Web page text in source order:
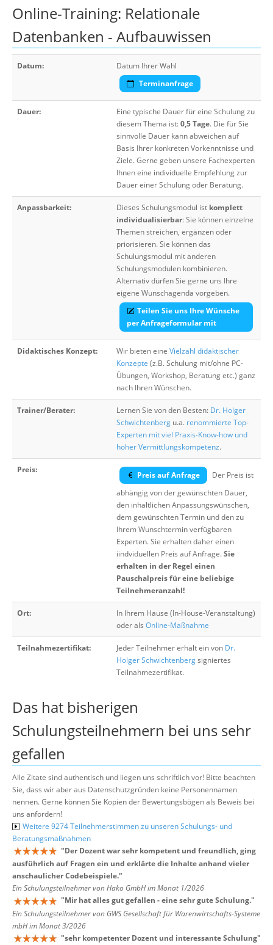
Online-Training: Relationale
Datenbanken - Aufbauwissen
Datum:
Datum Ihrer Wahl
Terminanfrage
Dauer:
Eine typische Dauer für eine Schulung zu
diesem Thema ist:0,5 Tage. Die für Sie
sinnvolle Dauer kann abweichen auf
Basis Ihrer konkreten Vorkenntnisse und
Ziele. Gerne geben unsere Fachexperten
Ihnen eine individuelle Empfehlung zur
Dauer einer Schulung oder Beratung.
Anpassbarkeit: Dieses Schulungsmodul ist komplett
individualisierbar: Sie können einzelne
Themen streichen, ergänzen oder
priorisieren. Sie können das
Schulungsmodul mit anderen
Schulungsmodulen kombinieren.
Alternativ dürfen Sie gerne uns Ihre
eigene Wunschagenda vorgeben.
Teilen Sie uns Ihre Wünsche
per Anfrageformular mit
Didaktisches Konzept: Wir bieten eine Vielzahl didaktischer
Konzepte (z.B. Schulung mit/ohne PC-
Übungen, Workshop, Beratung etc.) ganz
nach Ihren Wünschen.
Trainer/Berater: Lernen Sie von den Besten: Dr. Holger
Schwichtenberg u.a. renommierte Top-
Experten mit viel Praxis-Know-how und
hoher Vermittlungskompetenz.
Preis:
Preis auf Anfrage
Der Preis ist
abhängig von der gewünschten Dauer,
den inhaltlichen Anpassungswünschen,
dem gewünschten Termin und den zu
Ihrem Wunschtermin verfügbaren
Experten. Sie erhalten daher einen
iindviduellen Preis auf Anfrage.Sie
erhalten in der Regel einen
Pauschalpreis für eine beliebige
Teilnehmeranzahl!
Ort:
In Ihrem Hause (In-House-Veranstaltung)
oder als Online-Maßnahme
Teilnahmezertifikat: Jeder Teilnehmer erhält ein von Dr.
Holger Schwichtenbergsigniertes
Teilnahmezertifikat.
Das hat bisherigen
Schulungsteilnehmern bei uns sehr
gefallen
Alle Zitate sind authentisch und liegen uns schriftlich vor! Bitte beachten
Sie, dass wir aber aus Datenschutzgründen keine Personennamen
nennen. Gerne können Sie Kopien der Bewertungsbögen als Beweis bei
uns anfordern!
Weitere 9274 Teilnehmerstimmen zu unseren Schulungs- und
Beratungsmaßnahmen
"Der Dozent war sehr kompetent und freundlich, ging
ausführlich auf Fragen ein und erklärte die Inhalte anhand vieler
anschaulicher Codebeispiele."
Ein Schulungsteilnehmer von Hako GmbH im Monat 1/2026
"Mir hat alles gut gefallen - eine sehr gute Schulung."
Ein Schulungsteilnehmer von GWS Gesellschaft für Warenwirtschafts-Systeme
mbH im Monat 3/2026
"sehr kompetenter Dozent und interessante Schulung"